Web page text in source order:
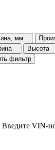
мм
Высота
фильтр
Введите VIN-